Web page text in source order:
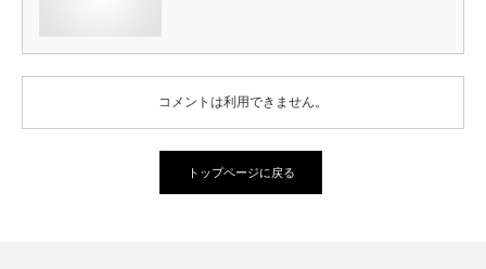
コメントは利用できません。
トップページに戻る